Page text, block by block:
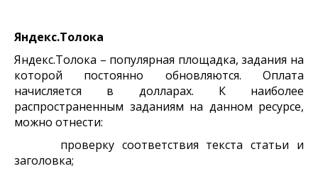
Яндекс.Толока
Яндекс.Толока – популярная площадка, задания на
которой постоянно обновляются. Оплата
начисляется в долларах. К наиболее
распространенным заданиям на данном ресурсе,
можно отнести:
проверку соответствия текста статьи и
заголовка;